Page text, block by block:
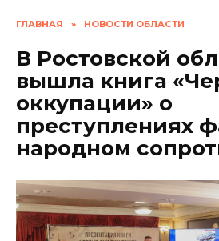
ГЛАВНАЯ » НОВОСТИ ОБЛАСТИ
В Ростовской
вышла книга
оккупации» о
преступлениях
народном